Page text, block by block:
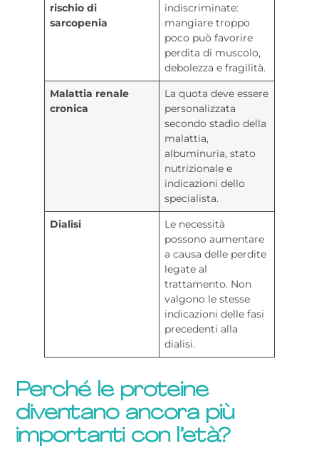
rischio di
sarcopenia
indiscriminate:
mangiare troppo
poco può favorire
perdita di muscolo,
debolezza e fragilità.
Malattia renale
cronica
La quota deve essere
personalizzata
secondo stadio della
malattia,
albuminuria, stato
nutrizionale e
indicazioni dello
specialista.
Dialisi
Le necessità
possono aumentare
a causa delle perdite
legate al
trattamento. Non
valgono le stesse
indicazioni delle fasi
precedenti alla
dialisi.
Perché le proteine
diventano ancora più
importanti con l’età?